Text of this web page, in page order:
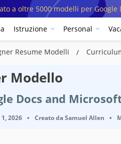
a oltre 5000 modelli per Google
Istruzione Personal
Resume Modelli
Modello
Docs and
2026 • Creato daSamuel Allen •